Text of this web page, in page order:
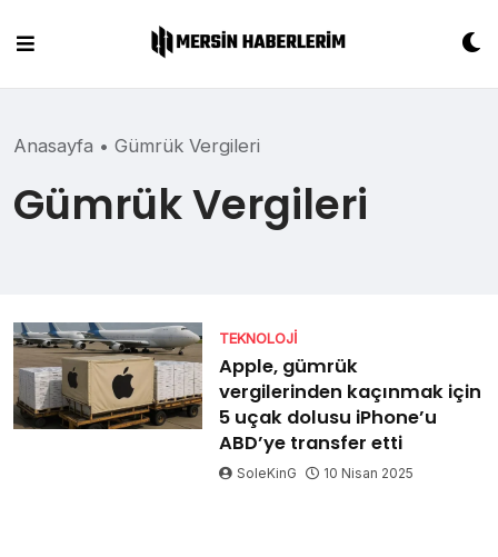
content
Anasayfa • Gümrük Vergileri
Gümrük Vergileri
TEKNOLOJI
Apple, gümrük
vergilerinden kaçınmak için
5 uçak dolusu iPhone’u
ABD’ye transfer etti
SoleKinG 10 Nisan 2025